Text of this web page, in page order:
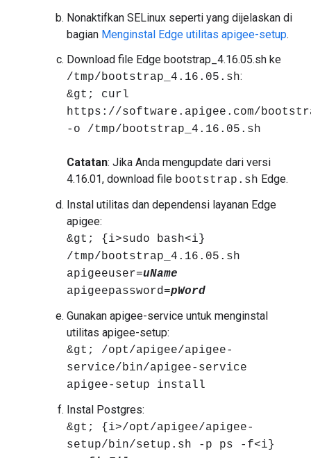
Nonaktifkan SELinux seperti yang dijelaskan di
bagian Menginstal Edge utilitas apigee-setup.
Download file Edge bootstrap_4.16.05.sh ke
/tmp/bootstrap_4.16.05.sh:
&gt; curl
https://software.apigee.com/
-o /tmp/bootstrap_4.16.05.sh
Catatan: Jika Anda mengupdate dari versi
4.16.01, download file bootstrap.sh Edge.
Instal utilitas dan dependensi layanan Edge
apigee:
&gt; {i>sudo bash<i}
/tmp/bootstrap_4.16.05.sh
apigeeuser=uName
apigeepassword=pWord
Gunakan apigee-service untuk menginstal
utilitas apigee-setup:
&gt; /opt/apigee/apigee-
service/bin/apigee-service
apigee-setup install
Instal Postgres:
&gt; {i>/opt/apigee/apigee-
setup/bin/setup.sh -p ps -f<i}